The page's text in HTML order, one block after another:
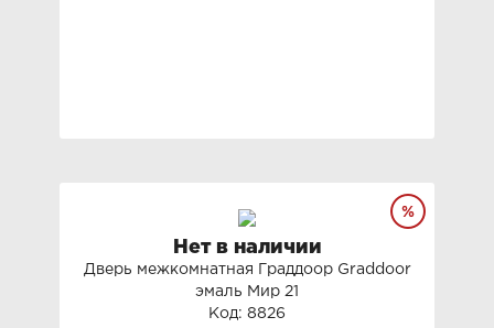
Нет в наличии
Дверь межкомнатная Граддоор Graddoor
эмаль Мир 21
Код: 8826